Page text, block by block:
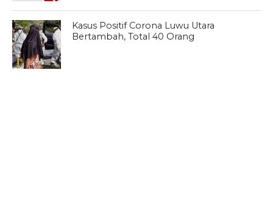
Kasus Positif Corona Luwu Utara
Bertambah, Total 40 Orang